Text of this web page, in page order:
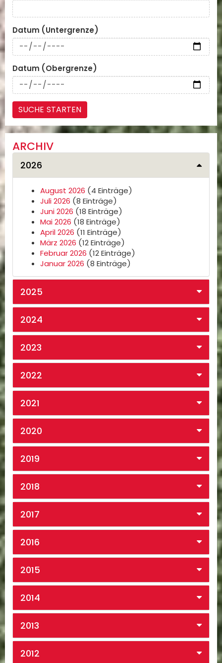
Datum (Untergrenze)
Datum (Obergrenze)
ARCHIV
2026
August 2026 (4 Einträge)
Juli 2026 (8 Einträge)
Juni 2026 (18 Einträge)
Mai 2026 (18 Einträge)
April 2026 (11 Einträge)
März 2026 (12 Einträge)
Februar 2026 (12 Einträge)
Januar 2026 (8 Einträge)
2025
2024
2023
2022
2021
2020
2019
2018
2017
2016
2015
2014
2013
2012